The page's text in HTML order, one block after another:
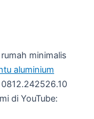
minimalis
aluminium
di YouTube: